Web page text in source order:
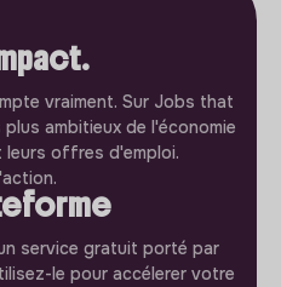
vraiment. Sur Jobs that
ambitieux de l'économie
leurs offres d'emploi.
service gratuit porté par
le pour accélerer votre